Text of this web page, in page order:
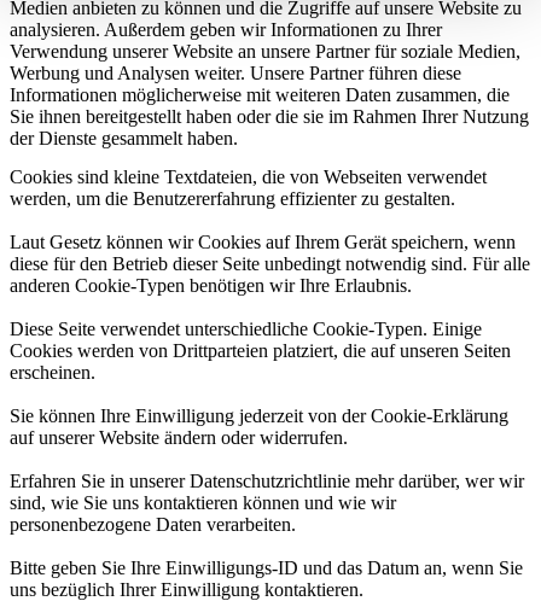
Medien anbieten zu können und die Zugriffe auf unsere Website zu
analysieren. Außerdem geben wir Informationen zu Ihrer
Verwendung unserer Website an unsere Partner für soziale Medien,
Werbung und Analysen weiter. Unsere Partner führen diese
Informationen möglicherweise mit weiteren Daten zusammen, die
Sie ihnen bereitgestellt haben oder die sie im Rahmen Ihrer Nutzung
der Dienste gesammelt haben.
Cookies sind kleine Textdateien, die von Webseiten verwendet
werden, um die Benutzererfahrung effizienter zu gestalten.
Laut Gesetz können wir Cookies auf Ihrem Gerät speichern, wenn
diese für den Betrieb dieser Seite unbedingt notwendig sind. Für alle
anderen Cookie-Typen benötigen wir Ihre Erlaubnis.
Diese Seite verwendet unterschiedliche Cookie-Typen. Einige
Cookies werden von Drittparteien platziert, die auf unseren Seiten
erscheinen.
Sie können Ihre Einwilligung jederzeit von der Cookie-Erklärung
auf unserer Website ändern oder widerrufen.
Erfahren Sie in unserer Datenschutzrichtlinie mehr darüber, wer wir
sind, wie Sie uns kontaktieren können und wie wir
personenbezogene Daten verarbeiten.
Bitte geben Sie Ihre Einwilligungs-ID und das Datum an, wenn Sie
uns bezüglich Ihrer Einwilligung kontaktieren.